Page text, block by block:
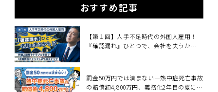
おすすめ記事
【第１回】人手不足時代の外国人雇用！
『確認漏れ』ひとつで、会社を失うか
罰金50万円では済まない―熱中症死亡事故
の賠償額4,800万円、義務化2年目の夏に経